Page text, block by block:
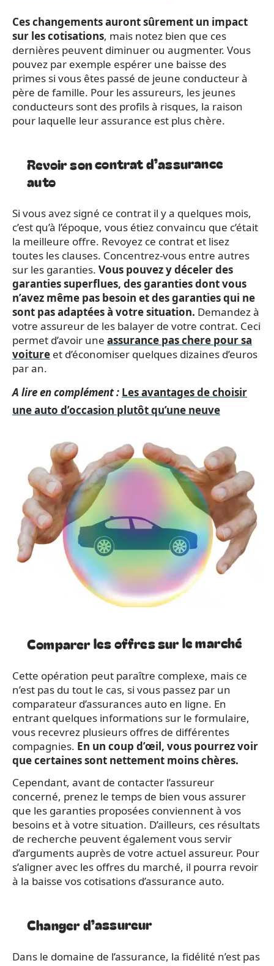
Ces changements auront sûrement un impact
sur les cotisations, mais notez bien que ces
dernières peuvent diminuer ou augmenter. Vous
pouvez par exemple espérer une baisse des
primes si vous êtes passé de jeune conducteur à
père de famille. Pour les assureurs, les jeunes
conducteurs sont des profils à risques, la raison
pour laquelle leur assurance est plus chère.
Revoir son contrat d’assurance
auto
Si vous avez signé ce contrat il y a quelques mois,
c’est qu’à l’époque, vous étiez convaincu que c’était
la meilleure offre. Revoyez ce contrat et lisez
toutes les clauses. Concentrez-vous entre autres
sur les garanties. Vous pouvez y déceler des
garanties superflues, des garanties dont vous
n’avez même pas besoin et des garanties qui ne
sont pas adaptées à votre situation. Demandez à
votre assureur de les balayer de votre contrat. Ceci
permet d’avoir une assurance pas chere pour sa
voiture et d’économiser quelques dizaines d’euros
par an.
A lire en complément : Les avantages de choisir
une auto d’occasion plutôt qu’une neuve
Comparer les offres sur le marché
Cette opération peut paraître complexe, mais ce
n’est pas du tout le cas, si vous passez par un
comparateur d’assurances auto en ligne. En
entrant quelques informations sur le formulaire,
vous recevrez plusieurs offres de différentes
compagnies. En un coup d’œil, vous pourrez voir
que certaines sont nettement moins chères.
Cependant, avant de contacter l’assureur
concerné, prenez le temps de bien vous assurer
que les garanties proposées conviennent à vos
besoins et à votre situation. D’ailleurs, ces résultats
de recherche peuvent également vous servir
d’arguments auprès de votre actuel assureur. Pour
s’aligner avec les offres du marché, il pourra revoir
à la baisse vos cotisations d’assurance auto.
Changer d’assureur
Dans le domaine de l’assurance, la fidélité n’est pas